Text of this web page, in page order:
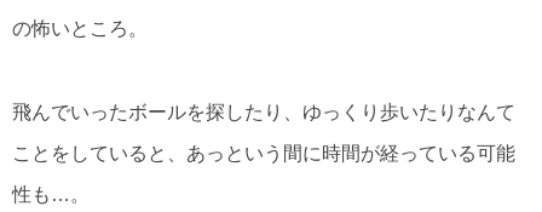
の怖いところ。
飛んでいったボールを探したり、ゆっくり歩いたりなんて
ことをしていると、あっという間に時間が経っている可能
性も…。